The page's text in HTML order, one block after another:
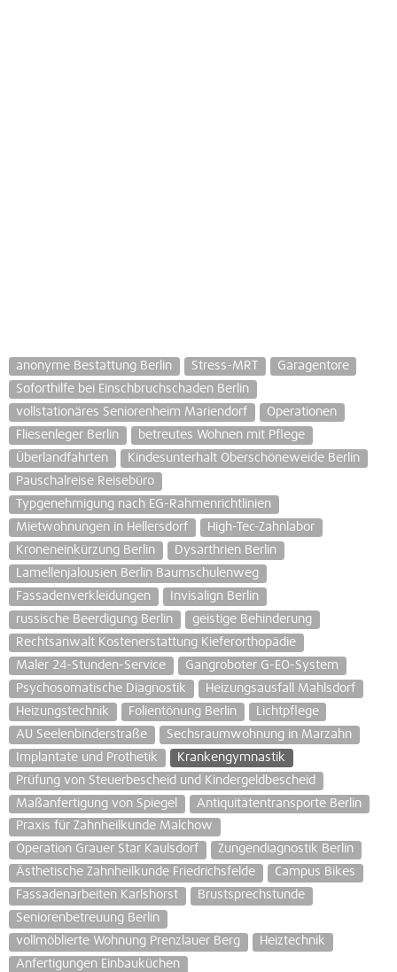
anonyme Bestattung Berlin Stress-MRT
Garagentore
Soforthilfe bei Einschbruchschaden Berlin
vollstationäres Seniorenheim Mariendorf
Operationen
Fliesenleger Berlin
betreutes Wohnen mit Pflege
Überlandfahrten
Kindesunterhalt Oberschöneweide Berlin
Pauschalreise Reisebüro
Typgenehmigung nach EG-Rahmenrichtlinien
Mietwohnungen in Hellersdorf
High-Tec-Zahnlabor
Kroneneinkürzung Berlin
Dysarthrien Berlin
Lamellenjalousien Berlin Baumschulenweg
Fassadenverkleidungen
Invisalign Berlin
russische Beerdigung Berlin
geistige Behinderung
Rechtsanwalt Kostenerstattung Kieferorthopädie
Maler 24-Stunden-Service
Gangroboter G-EO-System
Psychosomatische Diagnostik
Heizungsausfall Mahlsdorf
Heizungstechnik
Folientönung Berlin
Lichtpflege
AU Seelenbinderstraße
Sechsraumwohnung in Marzahn
Implantate und Prothetik
Krankengymnastik
Prüfung von Steuerbescheid und Kindergeldbescheid
Maßanfertigung von Spiegel
Antiquitätentransporte Berlin
Praxis für Zahnheilkunde Malchow
Operation Grauer Star Kaulsdorf
Zungendiagnostik Berlin
Ästhetische Zahnheilkunde Friedrichsfelde
Campus Bikes
Fassadenarbeiten Karlshorst
Brustsprechstunde
Seniorenbetreuung Berlin
vollmöblierte Wohnung Prenzlauer Berg
Heiztechnik
Anfertigungen Einbauküchen